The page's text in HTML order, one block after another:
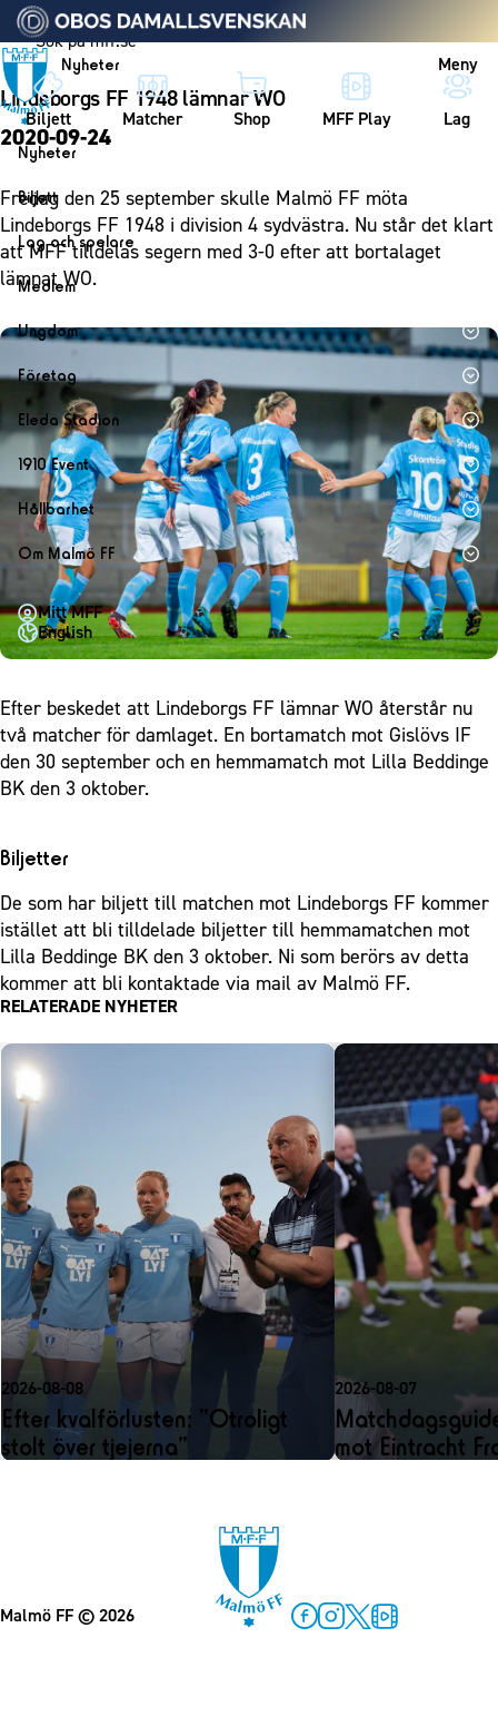
Vidare till innehållet
Nyheter Meny
Biljett Matcher Shop MFF Play Lag
Nyheter
Nyheter
Kalender
Biljett
Biljett
Årskort herr
Mitt MFF
Biljetter till bortamatcher
Biljettvillkor
Lag och spelare
Lag
Spelare
Ledarstab
Damlaget
Spelare
Ledarstab
Medlem
Medlemskap i Malmö FF
Ungdom
MFF Ungdom
Sommarfotboll
Skånecupen
Fotbollsskolan
Fotbollsnätverket
P19
P17
F17
Företag
Bli företagspartner
Nätverket
Klubbstolar
Partner dam
Eleda Stadion
Eleda Stadion
Erics Bar & Restaurang
Matchdag på Eleda Stadion
MFF-museet & rundvandringar
1910 Event
1910 Event
Fest & Event
Konferens
Möte
Mässa
Julshow
Inspiration
Vanliga frågor om 1910 Event
Hållbarhet
Hållbarhet
Himmelsblå framtid – en match för miljön
MFF i samhället
Laget för alla
Himmelsblå Tillsammans
Karriärakademin
Grundskolefotboll mot rasismer
Fonder
Om Malmö FF
Om Malmö FF
Kontakt
Press och media
Historik – herrlaget
Historik – damlaget
Närstående organisationer
Policydokument
Mitt MFF
English
Lindeborgs FF 1948 lämnar WO
2020-09-24
Fredag den 25 september skulle Malmö FF möta
Lindeborgs FF 1948 i division 4 sydvästra. Nu står det klart
att MFF tilldelas segern med 3-0 efter att bortalaget
lämnat WO.
Efter beskedet att Lindeborgs FF lämnar WO återstår nu
två matcher för damlaget. En bortamatch mot Gislövs IF
den 30 september och en hemmamatch mot Lilla Beddinge
BK den 3 oktober.
Biljetter
De som har biljett till matchen mot Lindeborgs FF kommer
istället att bli tilldelade biljetter till hemmamatchen mot
Lilla Beddinge BK den 3 oktober. Ni som berörs av detta
kommer att bli kontaktade via mail av Malmö FF.
RELATERADE NYHETER
2026-08-08
Efter kvalförlusten: ”Otroligt
stolt över tjejerna”
2026-08-07
mot Eintracht
Malmö FF© 2026